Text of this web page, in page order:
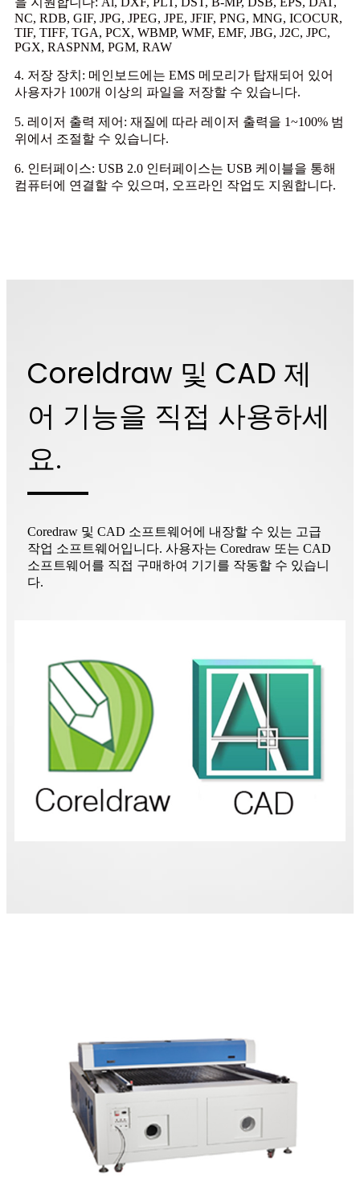
NC, RDB, GIF, JPG, JPEG, JPE, JFIF, PNG, MNG, ICOCUR,
TIF, TIFF, TGA, PCX, WBMP, WMF, EMF, JBG, J2C, JPC,
PGX, RASPNM, PGM, RAW
4. 저장 장치: 메인보드에는 EMS 메모리가 탑재되어 있어
사용자가 100개 이상의 파일을 저장할 수 있습니다.
5. 레이저 출력 제어: 재질에 따라 레이저 출력을 1~100% 범
위에서 조절할 수 있습니다.
6. 인터페이스: USB 2.0 인터페이스는 USB 케이블을 통해
컴퓨터에 연결할 수 있으며, 오프라인 작업도 지원합니다.
Coreldraw 및 CAD 제
어 기능을 직접 사용하세
요.
Coredraw 및 CAD 소프트웨어에 내장할 수 있는 고급
작업 소프트웨어입니다. 사용자는 Coredraw 또는 CAD
소프트웨어를 직접 구매하여 기기를 작동할 수 있습니
다.